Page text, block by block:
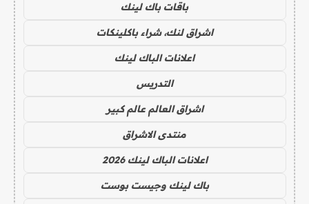
باقات باك لينك
اشراق لنك، شراء باكلينكات
اعلانات الباك لينك
التدريس
اشراق العالم عالم كبير
منتدى الاشراق
اعلانات الباك لينك 2026
باك لينك وجيست بوست